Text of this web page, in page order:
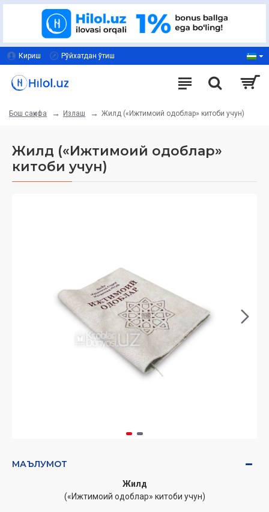
Кириш Рўйхатдан ўтиш
Бош саҳифа Излаш Жилд («Ижтимоий одоблар» китоби учун)
Жилд («Ижтимоий одоблар»
китоби учун)
МАЪЛУМОТ
Жилд
(«Ижтимоий одоблар» китоби учун)